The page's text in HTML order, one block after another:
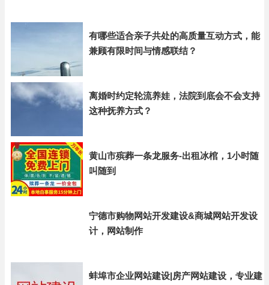
有哪些适合亲子共处的高质量互动方式，能
兼顾有限时间与情感联结？
离婚时约定轮流养娃，法院到底会不会支持
这种抚养方式？
黄山市殡葬一条龙服务-出租冰棺，1小时随
叫随到
宁德市购物网站开发建设&商城网站开发设
计，网站制作
蚌埠市企业网站建设|房产网站建设，专业建